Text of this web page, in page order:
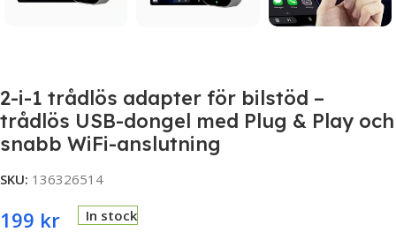
2-i-1 trådlös adapter för bilstöd –
trådlös USB-dongel med Plug & Play och
snabb WiFi-anslutning
SKU: 136326514
199 kr In stock